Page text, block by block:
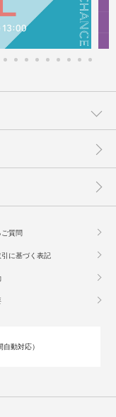
ご質問
に基づく表記
自動対応）